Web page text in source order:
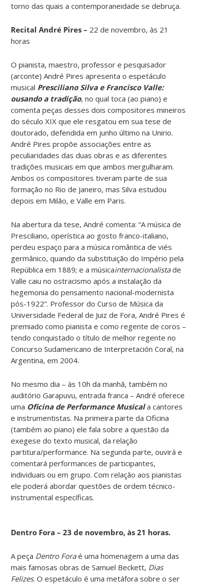
torno das quais a contemporaneidade se debruça.
Recital André Pires – 22 de novembro, às 21
horas
O pianista, maestro, professor e pesquisador
(arconte) André Pires apresenta o espetáculo
musical Presciliano Silva e Francisco Valle:
ousando a tradição, no qual toca (ao piano) e
comenta peças desses dois compositores mineiros
do século XIX que ele resgatou em sua tese de
doutorado, defendida em junho último na Unirio.
André Pires propõe associações entre as
peculiaridades das duas obras e as diferentes
tradições musicais em que ambos mergulharam.
Ambos os compositores tiveram parte de sua
formação no Rio de Janeiro, mas Silva estudou
depois em Milão, e Valle em Paris.
Na abertura da tese, André comenta: “A música de
Presciliano, operística ao gosto franco-italiano,
perdeu espaço para a música romântica de viés
germânico, quando da substituição do Império pela
República em 1889; e a músicainternacionalistade
Valle caiu no ostracismo após a instalação da
hegemonia do pensamento nacional-modernista
pós-1922”. Professor do Curso de Música da
Universidade Federal de Juiz de Fora, André Pires é
premiado como pianista e como regente de coros –
tendo conquistado o título de melhor regente no
Concurso Sudamericano de Interpretación Coral, na
Argentina, em 2004.
No mesmo dia – às 10h da manhã, também no
auditório Garapuvu, entrada franca – André oferece
uma Oficina de Performance Musicala cantores
e instrumentistas. Na primeira parte da Oficina
(também ao piano) ele fala sobre a questão da
exegese do texto musical, da relação
partitura/performance. Na segunda parte, ouvirá e
comentará performances de participantes,
individuais ou em grupo. Com relação aos pianistas
ele poderá abordar questões de ordem técnico-
instrumental específicas.
Dentro Fora – 23 de novembro, às 21 horas.
A peça Dentro Foraé uma homenagem a uma das
mais famosas obras de Samuel Beckett, Dias
Felizes. O espetáculo é uma metáfora sobre o ser